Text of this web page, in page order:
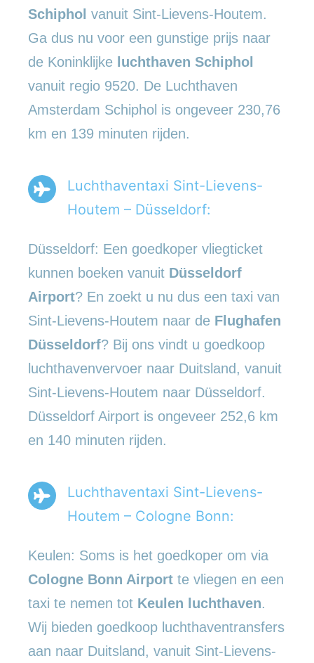
Schiphol vanuit Sint-Lievens-Houtem.
Ga dus nu voor een gunstige prijs naar
de Koninklijke luchthaven Schiphol
vanuit regio 9520. De Luchthaven
Amsterdam Schiphol is ongeveer 230,76
km en 139 minuten rijden.
Luchthaventaxi Sint-Lievens-
Houtem – Düsseldorf:
Düsseldorf: Een goedkoper vliegticket
kunnen boeken vanuit Düsseldorf
Airport? En zoekt u nu dus een taxi van
Sint-Lievens-Houtem naar de Flughafen
Düsseldorf? Bij ons vindt u goedkoop
luchthavenvervoer naar Duitsland, vanuit
Sint-Lievens-Houtem naar Düsseldorf.
Düsseldorf Airport is ongeveer 252,6 km
en 140 minuten rijden.
Luchthaventaxi Sint-Lievens-
Houtem – Cologne Bonn:
Keulen: Soms is het goedkoper om via
Cologne Bonn Airport te vliegen en een
taxi te nemen tot Keulen luchthaven.
Wij bieden goedkoop luchthaventransfers
aan naar Duitsland, vanuit Sint-Lievens-